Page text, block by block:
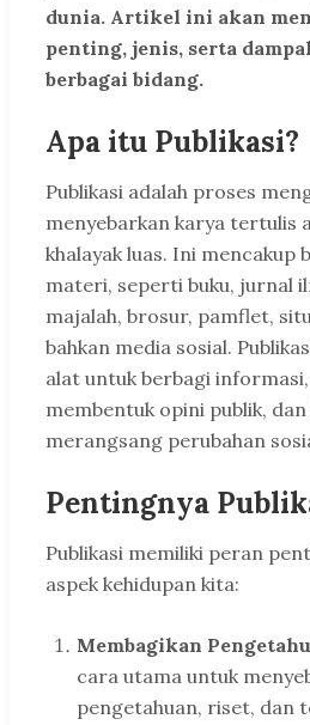
dunia. Artikel ini akan
penting, jenis, serta
berbagai bidang.
Apa itu Publikasi?
Publikasi adalah proses
menyebarkan karya tertulis
khalayak luas. Ini mencakup
materi, seperti buku, jurnal
majalah, brosur, pamflet,
bahkan media sosial.
alat untuk berbagi
membentuk opini publik, dan
merangsang perubahan
Pentingnya
Publikasi memiliki peran
aspek kehidupan kita:
Membagikan
cara utama untuk
pengetahuan, riset, dan